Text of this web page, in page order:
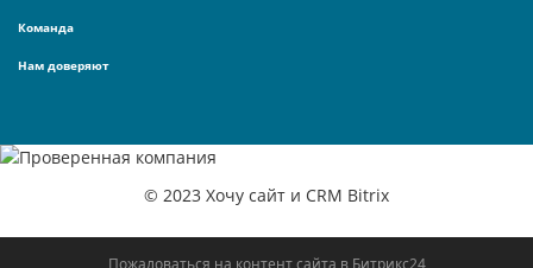
Команда
Нам доверяют
© 2023 Хочу сайт и CRM Bitrix